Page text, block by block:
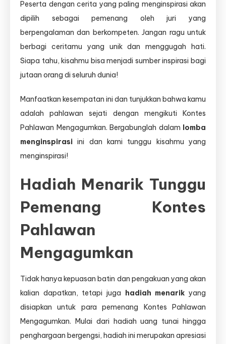
Peserta dengan cerita yang paling menginspirasi akan
dipilih sebagai pemenang oleh juri yang
berpengalaman dan berkompeten. Jangan ragu untuk
berbagi ceritamu yang unik dan menggugah hati.
Siapa tahu, kisahmu bisa menjadi sumber inspirasi bagi
jutaan orang di seluruh dunia!
Manfaatkan kesempatan ini dan tunjukkan bahwa kamu
adalah pahlawan sejati dengan mengikuti Kontes
Pahlawan Mengagumkan. Bergabunglah dalam lomba
menginspirasi ini dan kami tunggu kisahmu yang
menginspirasi!
Hadiah Menarik Tunggu
Pemenang Kontes
Pahlawan
Mengagumkan
Tidak hanya kepuasan batin dan pengakuan yang akan
kalian dapatkan, tetapi juga hadiah menarik yang
disiapkan untuk para pemenang Kontes Pahlawan
Mengagumkan. Mulai dari hadiah uang tunai hingga
penghargaan bergengsi, hadiah ini merupakan apresiasi